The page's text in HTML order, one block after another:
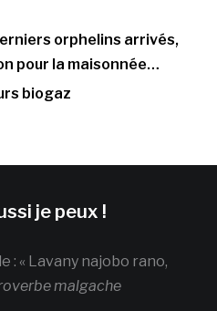
orphelins arrivés,
pour la maisonnée…
biogaz
je peux !
: « Lavany najobo rano,
malgache